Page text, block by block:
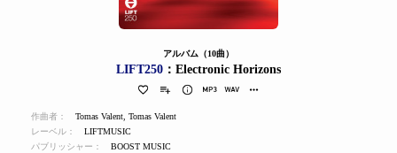
アルバム（10曲）
LIFT250 ：Electronic Horizons
作曲者： Tomas Valent Tomas Valent
レーベル：
LIFTMUSIC
パブリッシャー：
BOOST MUSIC